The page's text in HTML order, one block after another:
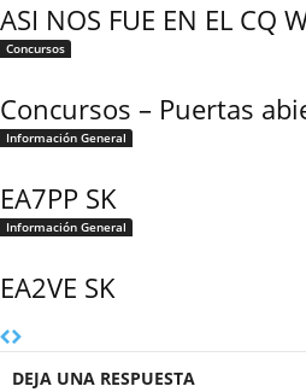
ASI NOS FUE EN EL CQ
Concursos
Concursos – Puertas
Información General
EA7PP SK
Información General
EA2VE SK
DEJA UNA RESPUESTA